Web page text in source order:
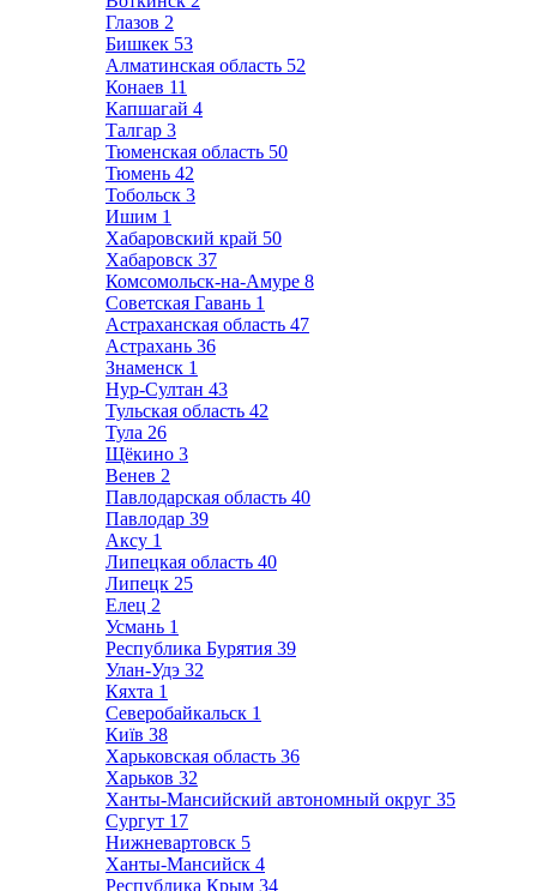
Глазов 2
Бишкек 53
Алматинская область 52
Конаев 11
Капшагай 4
Талгар 3
Тюменская область 50
Тюмень 42
Тобольск 3
Ишим 1
Хабаровский край 50
Хабаровск 37
Комсомольск-на-Амуре 8
Советская Гавань 1
Астраханская область 47
Астрахань 36
Знаменск 1
Нур-Султан 43
Тульская область 42
Тула 26
Щёкино 3
Венев 2
Павлодарская область 40
Павлодар 39
Аксу 1
Липецкая область 40
Липецк 25
Елец 2
Усмань 1
Республика Бурятия 39
Улан-Удэ 32
Кяхта 1
Северобайкальск 1
Київ 38
Харьковская область 36
Харьков 32
Ханты-Мансийский автономный округ 35
Сургут 17
Нижневартовск 5
Ханты-Мансийск 4
Республика Крым 34